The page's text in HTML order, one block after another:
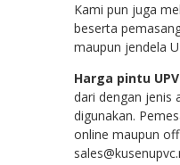
Kami pun juga
beserta
maupun jendela
Harga pintu
dari dengan jenis
digunakan.
online maupun